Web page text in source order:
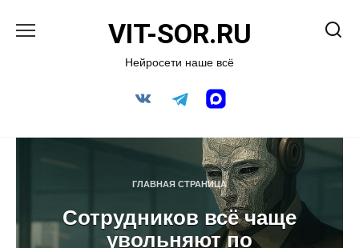
VIT-SOR.RU
Нейросети наше всё
ГЛАВНАЯ СТРАНИЦА
Сотрудников всё чаще
увольняют по